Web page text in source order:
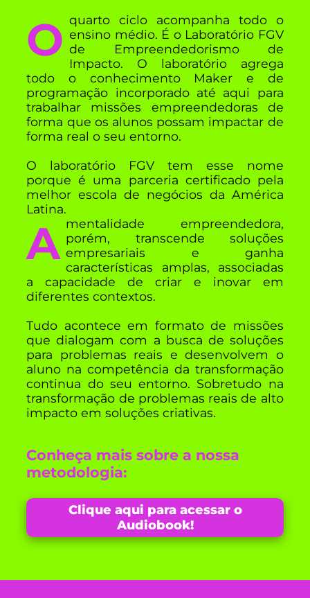
O quarto ciclo acompanha todo o ensino médio. É o Laboratório FGV
de Empreendedorismo de
Impacto. O laboratório agrega
todo o conhecimento Maker e de
programação incorporado até aqui para
trabalhar missões empreendedoras de
forma que os alunos possam impactar de
forma real o seu entorno.
O laboratório FGV tem esse nome
porque é uma parceria certificado pela
melhor escola de negócios da América
Latina.
A mentalidade empreendedora, porém, transcende soluções
empresariais e ganha
características amplas, associadas
a capacidade de criar e inovar em
diferentes contextos.
Tudo acontece em formato de missões
que dialogam com a busca de soluções
para problemas reais e desenvolvem o
aluno na competência da transformação
continua do seu entorno. Sobretudo na
transformação de problemas reais de alto
impacto em soluções criativas.
Conheça mais sobre a nossa
metodologia:
Clique aqui para acessar o
Audiobook!